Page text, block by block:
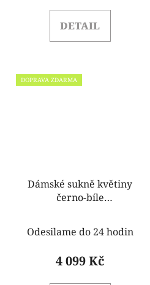
DETAIL
DOPRAVA ZDARMA
Dámské sukně květiny
černo-bíle
CFC80104476003
Odesilame do 24 hodin
4 099 Kč